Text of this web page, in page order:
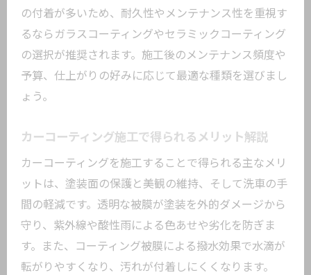
の付着が多いため、耐久性やメンテナンス性を重視す
るならガラスコーティングやセラミックコーティング
の選択が推奨されます。施工後のメンテナンス頻度や
予算、仕上がりの好みに応じて最適な種類を選びまし
ょう。
カーコーティング施工で得られるメリット解説
カーコーティングを施工することで得られる主なメリ
ットは、塗装面の保護と美観の維持、そして洗車の手
間の軽減です。透明な被膜が塗装を外的ダメージから
守り、紫外線や酸性雨による色あせや劣化を防ぎま
す。また、コーティング被膜による撥水効果で水滴が
転がりやすくなり、汚れが付着しにくくなります。